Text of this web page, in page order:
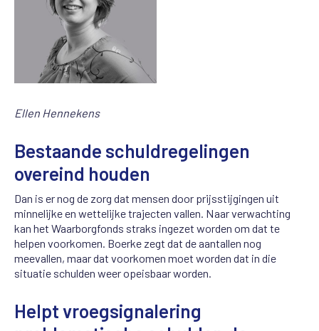
Ellen Hennekens
Bestaande schuldregelingen
overeind houden
Dan is er nog de zorg dat mensen door prijsstijgingen uit
minnelijke en wettelijke trajecten vallen. Naar verwachting
kan het Waarborgfonds straks ingezet worden om dat te
helpen voorkomen. Boerke zegt dat de aantallen nog
meevallen, maar dat voorkomen moet worden dat in die
situatie schulden weer opeisbaar worden.
Helptvroegsignalering